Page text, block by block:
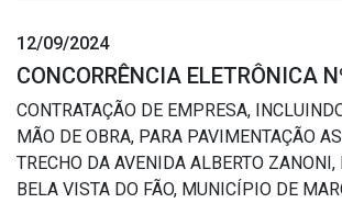
12/09/2024
CONCORRÊNCIA ELETRÔNICA
CONTRATAÇÃO DE EMPRESA,
MÃO DE OBRA, PARA PAVIMENTAÇÃO
TRECHO DA AVENIDA ALBERTO
BELA VISTA DO FÃO, MUNICÍPIO DE